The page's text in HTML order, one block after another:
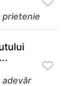
prietenie
adevăr